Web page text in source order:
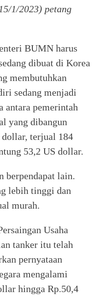
1/2023) petang
BUMN harus
dibuat di Korea
membutuhkan
sedang menjadi
antara pemerintah
yang dibangun
dollar, terjual 184
53,2 US dollar.
berpendapat lain.
lebih tinggi dan
murah.
Usaha
tanker itu telah
pernyataan
mengalami
hingga Rp.50,4